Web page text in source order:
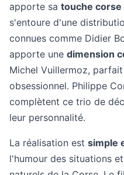
apporte sa touche corse
s'entoure d'une
connues comme Didier
apporte une dimension
Michel Vuillermoz,
obsessionnel. Philippe
complètent ce trio de
leur personnalité.
La réalisation est simple
l'humour des situations